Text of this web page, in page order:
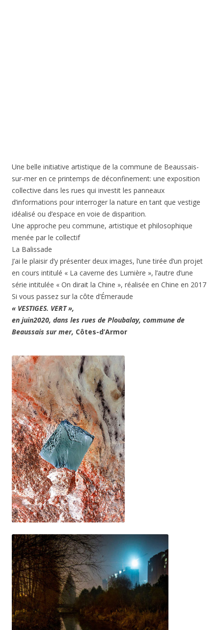
Une belle initiative artistique de la commune de Beaussais-
sur-mer en ce printemps de déconfinement: une exposition
collective dans les rues qui investit les panneaux
d’informations pour interroger la nature en tant que vestige
idéalisé ou d’espace en voie de disparition.
Une approche peu commune, artistique et philosophique
menée par le collectif
La Balissade
J’ai le plaisir d’y présenter deux images, l’une tirée d’un projet
en cours intitulé « La caverne des Lumière », l’autre d’une
série intitulée « On dirait la Chine », réalisée en Chine en 2017
Si vous passez sur la côte d’Émeraude
« VESTIGES. VERT »,
en juin2020, dans les rues de Ploubalay, commune de
Beaussais sur mer, Côtes-d’Armor